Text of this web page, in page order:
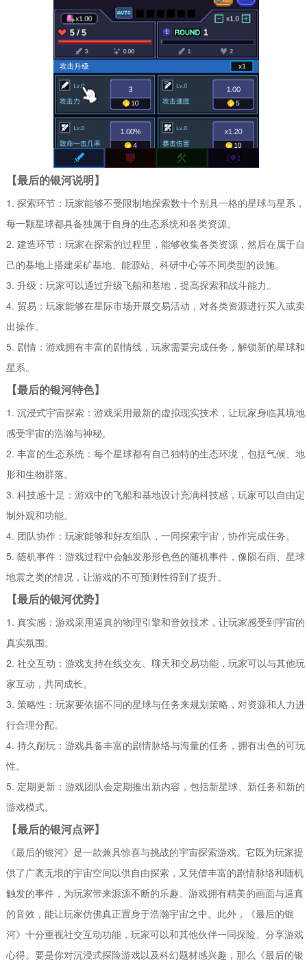
【最后的银河说明】
1. 探索环节：玩家能够不受限制地探索数十个别具一格的星球与星系，
每一颗星球都具备独属于自身的生态系统和各类资源。
2. 建造环节：玩家在探索的过程里，能够收集各类资源，然后在属于自
己的基地上搭建采矿基地、能源站、科研中心等不同类型的设施。
3. 升级：玩家可以通过升级飞船和基地，提高探索和战斗能力。
4. 贸易：玩家能够在星际市场开展交易活动，对各类资源进行买入或卖
出操作。
5. 剧情：游戏拥有丰富的剧情线，玩家需要完成任务，解锁新的星球和
星系。
【最后的银河特色】
1. 沉浸式宇宙探索：游戏采用最新的虚拟现实技术，让玩家身临其境地
感受宇宙的浩瀚与神秘。
2. 丰富的生态系统：每个星球都有自己独特的生态环境，包括气候、地
形和生物群落。
3. 科技感十足：游戏中的飞船和基地设计充满科技感，玩家可以自由定
制外观和功能。
4. 团队协作：玩家能够和好友组队，一同探索宇宙，协作完成任务。
5. 随机事件：游戏过程中会触发形形色色的随机事件，像陨石雨、星球
地震之类的情况，让游戏的不可预测性得到了提升。
【最后的银河优势】
1. 真实感：游戏采用逼真的物理引擎和音效技术，让玩家感受到宇宙的
真实氛围。
2. 社交互动：游戏支持在线交友、聊天和交易功能，玩家可以与其他玩
家互动，共同成长。
3. 策略性：玩家要依据不同的星球与任务来规划策略，对资源和人力进
行合理分配。
4. 持久耐玩：游戏具备丰富的剧情脉络与海量的任务，拥有出色的可玩
性。
5. 定期更新：游戏团队会定期推出新内容，包括新星球、新任务和新的
游戏模式。
【最后的银河点评】
《最后的银河》是一款兼具惊喜与挑战的宇宙探索游戏。它既为玩家提
供了广袤无垠的宇宙空间以供自由探索，又凭借丰富的剧情脉络和随机
触发的事件，为玩家带来源源不断的乐趣。游戏拥有精美的画面与逼真
的音效，能让玩家仿佛真正置身于浩瀚宇宙之中。此外，《最后的银
河》十分重视社交互动功能，玩家可以和其他伙伴一同探险、分享游戏
心得。要是你对沉浸式探险游戏以及科幻题材感兴趣，那么《最后的银